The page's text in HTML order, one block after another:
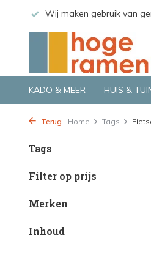
Wij maken gebruik van
KADO & MEER HUIS &
Terug Home Tags
Tags
Filter op prijs
Merken
Inhoud